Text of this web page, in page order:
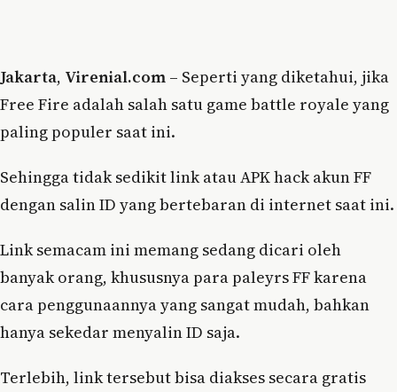
Jakarta, Virenial.com – Seperti yang diketahui, jika
Free Fire adalah salah satu game battle royale yang
paling populer saat ini.
Sehingga tidak sedikit link atau APK hack akun FF
dengan salin ID yang bertebaran di internet saat ini.
Link semacam ini memang sedang dicari oleh
banyak orang, khususnya para paleyrs FF karena
cara penggunaannya yang sangat mudah, bahkan
hanya sekedar menyalin ID saja.
Terlebih, link tersebut bisa diakses secara gratis